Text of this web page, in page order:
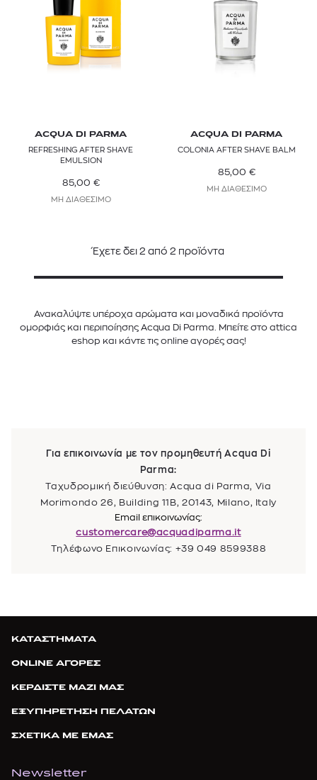
ACQUA DI PARMA
REFRESHING AFTER SHAVE
EMULSION
85,00 €
ΜΗ ΔΙΑΘΕΣΙΜΟ
ACQUA DI PARMA
COLONIA AFTER SHAVE BALM
85,00 €
ΜΗ ΔΙΑΘΕΣΙΜΟ
Έχετε δει 2 από 2 προϊόντα
Ανακαλύψτε υπέροχα αρώματα και μοναδικά προϊόντα
ομορφιάς και περιποίησης Acqua Di Parma. Μπείτε στο attica
eshop και κάντε τις online αγορές σας!
Για επικοινωνία με τον προμηθευτή Acqua Di
Parma:
Ταχυδρομική διεύθυνση: Acqua di Parma, Via
Morimondo 26, Building 11B, 20143, Milano, Italy
Email επικοινωνίας:
customercare@acquadiparma.it
Τηλέφωνο Επικοινωνίας: +39 049 8599388
ΚΑΤΑΣΤΗΜΑΤΑ
ONLINE ΑΓΟΡΕΣ
ΚΕΡΔΙΣΤΕ ΜΑΖΙ ΜΑΣ
ΕΞΥΠΗΡΕΤΗΣΗ ΠΕΛΑΤΩΝ
ΣΧΕΤΙΚΑ ΜΕ ΕΜΑΣ
Newsletter